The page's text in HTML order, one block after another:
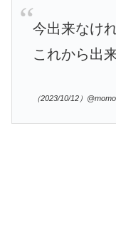
今出来なけれ
これから出
（2023/10/12）